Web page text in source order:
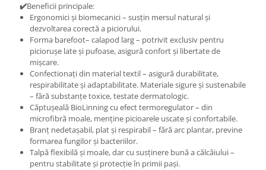
✔️Beneficii principale:
Ergonomici și biomecanici – susțin mersul natural și
dezvoltarea corectă a piciorului.
Forma barefoot– calapod larg – potrivit exclusiv pentru
piciorușe late și pufoase, asigură confort și libertate de
mișcare.
Confectionați din material textil – asigură durabilitate,
respirabilitate și adaptabilitate. Materiale sigure și sustenabile
– fără substanțe toxice, testate dermatologic.
Căptușeală BioLinning cu efect termoregulator – din
microfibră moale, menține picioarele uscate și confortabile.
Branț nedetașabil, plat și respirabil – fără arc plantar, previne
formarea fungilor și bacteriilor.
Talpă flexibilă și moale, dar cu susținere bună a călcâiului –
pentru stabilitate și protecție în primii pași.